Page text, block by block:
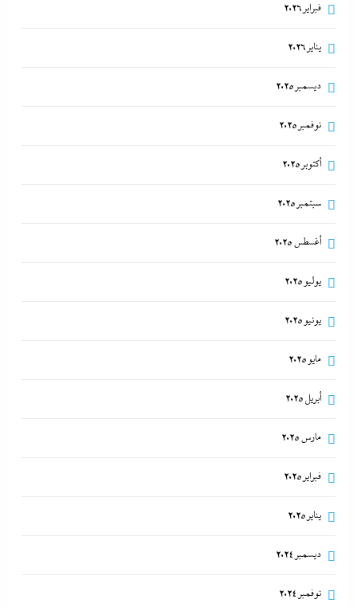
فبراير 2026
يناير 2026
ديسمبر 2025
نوفمبر 2025
أكتوبر 2025
سبتمبر 2025
أغسطس 2025
يوليو 2025
يونيو 2025
مايو 2025
أبريل 2025
مارس 2025
فبراير 2025
يناير 2025
ديسمبر 2024
نوفمبر 2024